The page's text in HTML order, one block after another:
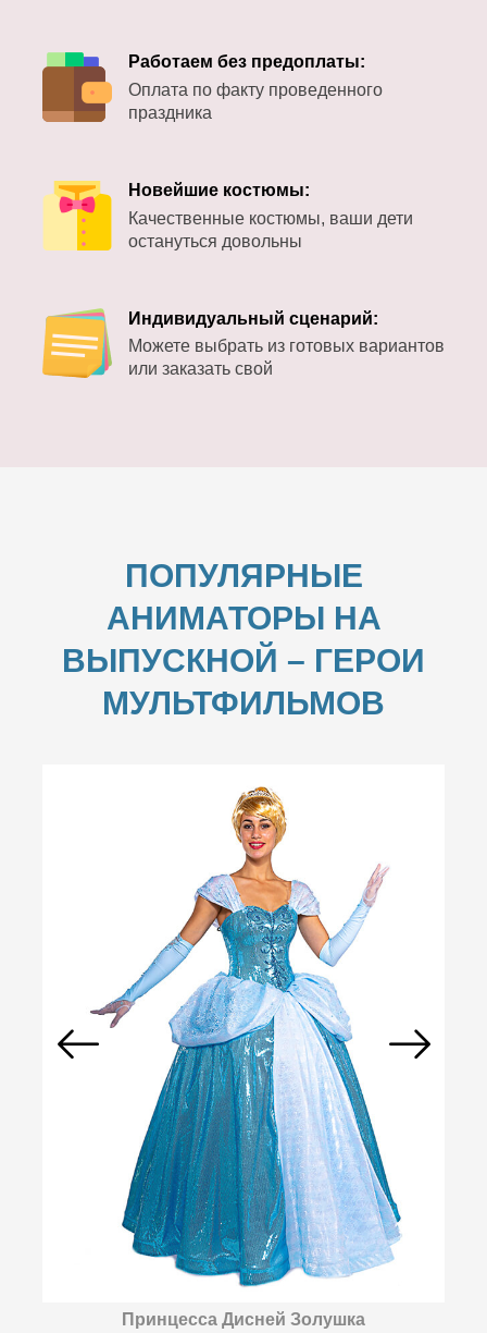
Работаем без предоплаты:
Оплата по факту проведенного
праздника
Новейшие костюмы:
Качественные костюмы, ваши дети
остануться довольны
Индивидуальный сценарий:
Можете выбрать из готовых вариантов
или заказать свой
ПОПУЛЯРНЫЕ
АНИМАТОРЫ НА
ВЫПУСКНОЙ – ГЕРОИ
МУЛЬТФИЛЬМОВ
Принцесса Дисней Золушка